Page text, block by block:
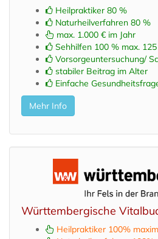
Heilpraktiker 80 %
Naturheilverfahren 80 %
max. 1.000 € im Jahr
Sehhilfen 100 % max.
Vorsorgeuntersuchung/
stabiler Beitrag im Alter
Einfache
Mehr Info
Württembergische
Heilpraktiker 100%